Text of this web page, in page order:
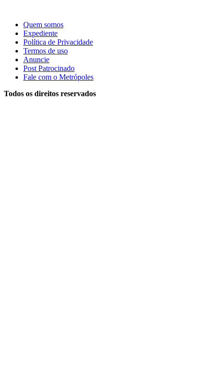
Quem somos
Expediente
Política de Privacidade
Termos de uso
Anuncie
Post Patrocinado
Fale com o Metrópoles
Todos os direitos reservados